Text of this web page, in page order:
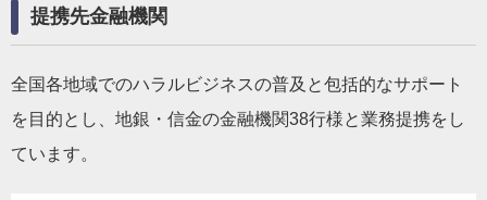
提携先金融機関
全国各地域でのハラルビジネスの普及と包括的なサポート
を目的とし、地銀・信金の金融機関38行様と業務提携をし
ています。